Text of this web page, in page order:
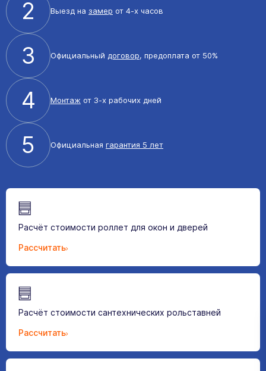
2 Выезд на замер от 4-х часов
3 Официальный договор, предоплата от 50%
4 Монтаж от 3-х рабочих дней
5 Официальная гарантия 5 лет
Расчёт стоимости роллет для окон и дверей
Рассчитать
Расчёт стоимости сантехнических рольставней
Рассчитать